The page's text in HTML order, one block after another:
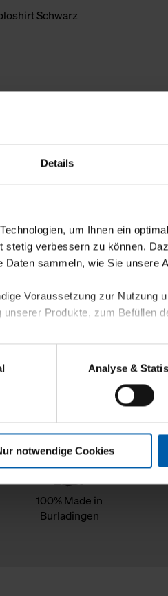
Details
um Ihnen ein
stetig verbessern zu können.
sammeln, wie Sie unsere
Voraussetzung zur Nutzung
Produkte, zum Befüllen
und Inhalte aufgrund Ihres
zur Analyse und Optimierung
wir in anonymisierter Form an
und Web-Technologien für
können Sie die Arten der
Analyse &
notwendige Cookies
100% Made in
Burladingen